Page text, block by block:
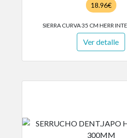
18.96€
SIERRA CURVA 35 CM HERR
Ver detalle